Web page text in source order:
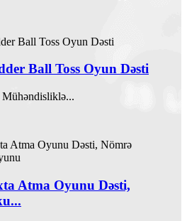
Ball Toss Oyun Dəsti
Atma Oyunu Dəsti,